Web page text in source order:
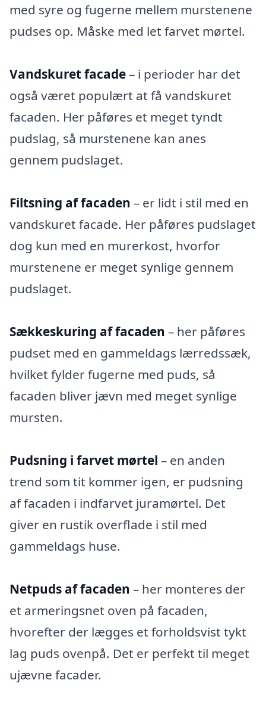
med syre og fugerne mellem murstenene
pudses op. Måske med let farvet mørtel.
Vandskuret facade– i perioder har det
også været populært at få vandskuret
facaden. Her påføres et meget tyndt
pudslag, så murstenene kan anes
gennem pudslaget.
Filtsning af facaden – er lidt i stil med en
vandskuret facade. Her påføres pudslaget
dog kun med en murerkost, hvorfor
murstenene er meget synlige gennem
pudslaget.
Sækkeskuring af facaden – her påføres
pudset med en gammeldags lærredssæk,
hvilket fylder fugerne med puds, så
facaden bliver jævn med meget synlige
mursten.
Pudsning i farvet mørtel – en anden
trend som tit kommer igen, er pudsning
af facaden i indfarvet juramørtel. Det
giver en rustik overflade i stil med
gammeldags huse.
Netpuds af facaden – her monteres der
et armeringsnet oven på facaden,
hvorefter der lægges et forholdsvist tykt
lag puds ovenpå. Det er perfekt til meget
ujævne facader.